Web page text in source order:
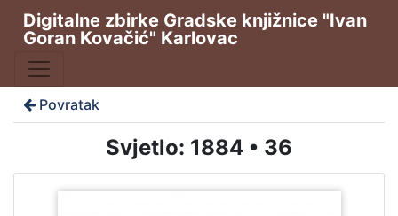
Digitalne zbirke Gradske knjižnice "Ivan
Goran Kovačić" Karlovac
Povratak
Svjetlo: 1884 • 36